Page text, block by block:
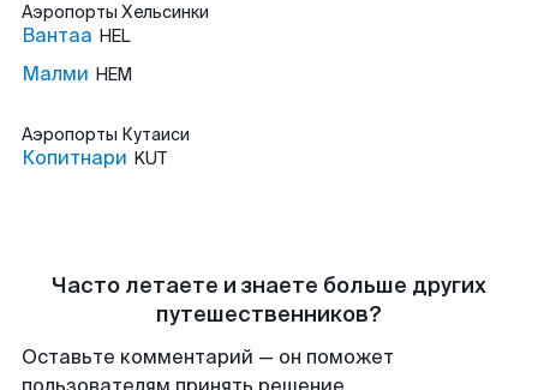
Аэропорты Хельсинки
Вантаа HEL
Малми HEM
Аэропорты Кутаиси
Копитнари KUT
Часто летаете и знаете больше других
путешественников?
Оставьте комментарий — он поможет